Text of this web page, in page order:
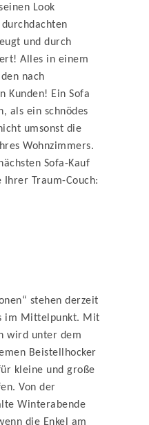
Look
und durch
Alles in einem
nach
Kunden! Ein Sofa
als ein schnödes
umsonst die
Wohnzimmers.
Sofa-Kauf
Ihrer Traum-Couch:
stehen derzeit
im Mittelpunkt. Mit
wird unter dem
Beistellhocker
kleine und große
Von der
Winterabende
die Enkel am